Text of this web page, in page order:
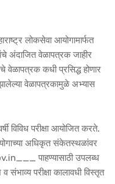
लोकसेवा आयोगामार्फत
अंदाजित वेळापत्रक जाहीर
कधी प्रसिद्ध होणार
झालेल्या वेळापत्रकामुळे अभ्यास
विविध परीक्षा आयोजित करते.
अधिकृत संकेतस्थळांवर
पाहण्यासाठी उपलब्ध
परीक्षा कालावधी विस्तृत